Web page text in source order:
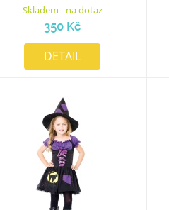
Skladem - na dotaz
350 Kč
DETAIL